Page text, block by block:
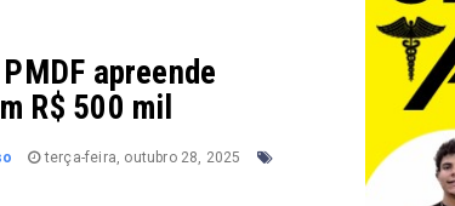
apreende
R$ 500 mil
terça-feira, outubro 28, 2025